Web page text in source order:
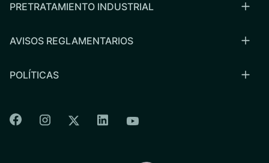
PRETRATAMIENTO INDUSTRIAL
AVISOS REGLAMENTARIOS
POLÍTICAS
Colorado Springs Facebook
Colorado Springs Instagram
Colorado Springs Twitter
Colorado Springs Linkedin
Colorado Springs